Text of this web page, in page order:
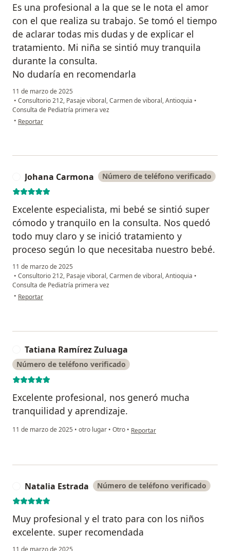
Es una profesional a la que se le nota el amor
con el que realiza su trabajo. Se tomó el tiempo
de aclarar todas mis dudas y de explicar el
tratamiento. Mi niña se sintió muy tranquila
durante la consulta.
No dudaría en recomendarla
11 de marzo de 2025
• Consultorio 212, Pasaje viboral, Carmen de viboral, Antioquia •
Consulta de Pediatría primera vez
• en opinión del usuario Alba Ramírez
Reportar
Johana Carmona Número de teléfono verificado
Excelente especialista, mi bebé se sintió super
cómodo y tranquilo en la consulta. Nos quedó
todo muy claro y se inició tratamiento y
proceso según lo que necesitaba nuestro bebé.
11 de marzo de 2025
• Consultorio 212, Pasaje viboral, Carmen de viboral, Antioquia •
Consulta de Pediatría primera vez
• en opinión del usuario Johana Carmona
Reportar
Tatiana Ramírez Zuluaga
Número de teléfono verificado
Excelente profesional, nos generó mucha
tranquilidad y aprendizaje.
11 de marzo de 2025 • otro lugar • Otro • en opinión del usuario Tatiana
Reportar
Natalia Estrada Número de teléfono verificado
Muy profesional y el trato para con los niños
excelente. super recomendada